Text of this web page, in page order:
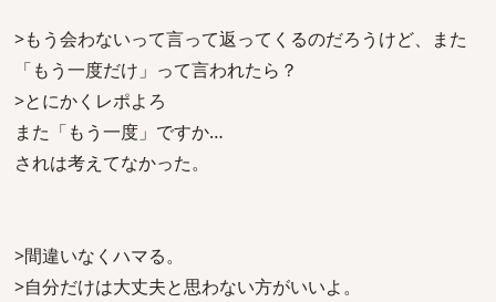
>もう会わないって言って返ってくるのだろうけど、また
「もう一度だけ」って言われたら？
>とにかくレポよろ
また「もう一度」ですか…
されは考えてなかった。
>間違いなくハマる。
>自分だけは大丈夫と思わない方がいいよ。